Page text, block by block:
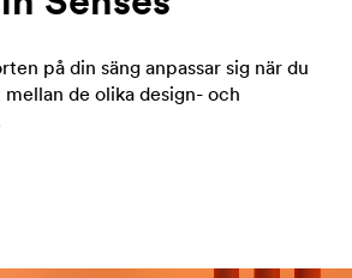
på din säng anpassar sig när du
de olika design- och